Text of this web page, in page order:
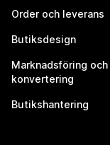
Order och leverans
Butiksdesign
Marknadsföring och
konvertering
Butikshantering